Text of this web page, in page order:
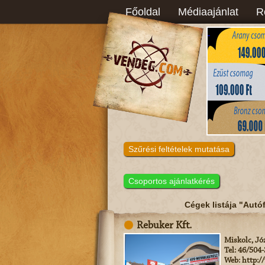
Főoldal Médiaajánlat
Szűrési feltételek mutatása
Csoportos ajánlatkérés
Cégek listája
Rebuker Kft.
Miskolc,
Tel: 46/
Web: